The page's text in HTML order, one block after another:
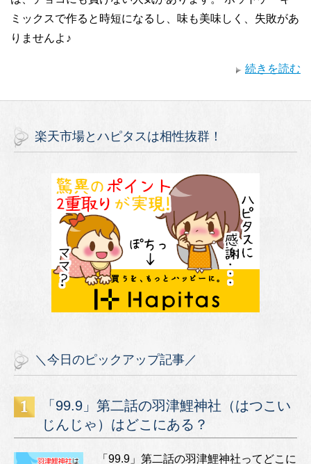
ミックスで作ると時短になるし、味も美味しく、失敗があ
りませんよ♪
続きを読む
楽天市場とハピタスは相性抜群！
＼今日のピックアップ記事／
「99.9」第二話の羽津鯉神社（はつこい
じんじゃ）はどこにある？
「99.9」第二話の羽津鯉神社ってどこに